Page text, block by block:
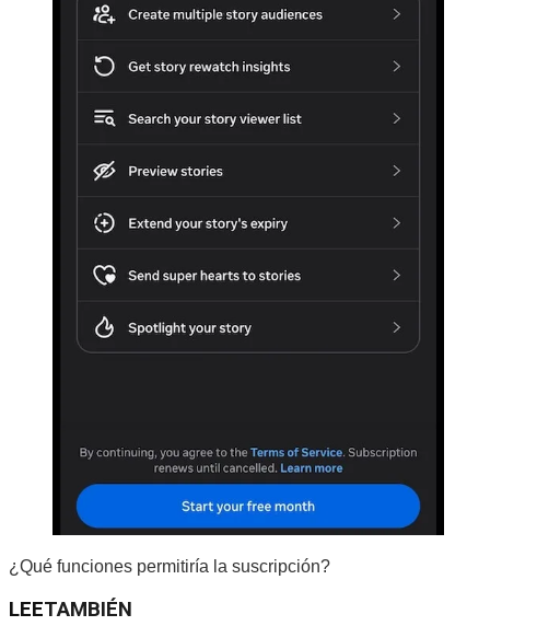
¿Qué funciones permitiría la suscripción?
LEETAMBIÉN